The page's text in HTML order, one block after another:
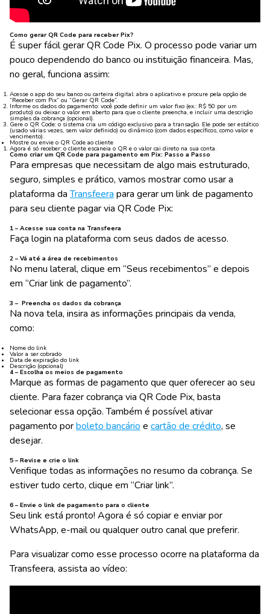
Como gerar QR Code para receber Pix?
É super fácil gerar QR Code Pix. O processo pode variar um
pouco dependendo do banco ou instituição financeira. Mas,
no geral, funciona assim:
Acesse o app do seu banco ou carteira digital: abra o aplicativo e procure pela opção de
“Receber com Pix” ou “Gerar QR Code”.
Informe os dados do pagamento: você pode definir um valor fixo (ex.: R$ 50 por um
produto) ou deixar o valor em aberto para que o cliente preencha, e incluir uma descrição
simples da cobrança (opcional).
Gere o QR Code: o sistema cria um código exclusivo para a transação. Ele pode ser estático
(usado várias vezes, sem valor definido) ou dinâmico (com dados específicos, como valor e
vencimento).
Mostre ou envie o QR Code ao cliente
Agora é só receber: o cliente escaneia o QR e o valor cai direto na sua conta.
Como criar um QR Code para pagamento em Pix: Passo a Passo
Para empresas que necessitam de algo mais estruturado,
seguro, simples e prático, vamos mostrar como usar a
plataforma daTransfeera para gerar um link de pagamento
para seu cliente pagar via QR Code Pix:
1 – Acesse sua conta na Transfeera
Faça login na plataforma com seus dados de acesso.
2 – Vá até a área de recebimentos
No menu lateral, clique em “Seus recebimentos” e depois
em “Criar link de pagamento”.
3 – Preencha os dados da cobrança
Na nova tela, insira as informações principais da venda,
como:
Nome do link
Valor a ser cobrado
Data de expiração do link
Descrição (opcional)
4 – Escolha os meios de pagamento
Marque as formas de pagamento que quer oferecer ao seu
cliente. Para fazer cobrança via QR Code Pix, basta
selecionar essa opção. Também é possível ativar
pagamento porboleto bancário e cartão de crédito, se
desejar.
5 – Revise e crie o link
Verifique todas as informações no resumo da cobrança. Se
estiver tudo certo, clique em “Criar link”.
6 – Envie o link de pagamento para o cliente
Seu link está pronto! Agora é só copiar e enviar por
WhatsApp, e-mail ou qualquer outro canal que preferir.
Para visualizar como esse processo ocorre na plataforma da
Transfeera, assista ao vídeo: